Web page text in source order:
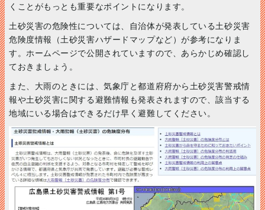
くことがもっとも重要なポイントになります。
土砂災害の危険性については、自治体が発表している土砂災害
危険度情報（土砂災害ハザードマップなど）が参考になりま
す。ホームページで公開されていますので、あらかじめ確認し
ておきましょう。
また、大雨のときには、気象庁と都道府府から土砂災害警戒情
報や土砂災害に関する避難情報も発表されますので、該当する
地域にいる場合はできるだけ早く避難してください。